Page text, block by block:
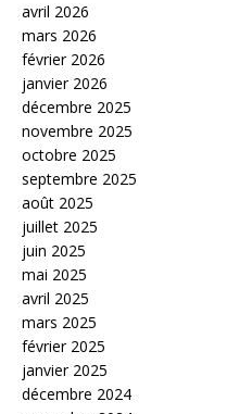
avril 2026
mars 2026
février 2026
janvier 2026
décembre 2025
novembre 2025
octobre 2025
septembre 2025
août 2025
juillet 2025
juin 2025
mai 2025
avril 2025
mars 2025
février 2025
janvier 2025
décembre 2024